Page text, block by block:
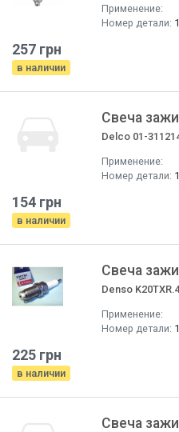
Применение:
Номер детали:
257 грн
в наличии
Свеча
Delco 01-
Применение:
Номер детали:
154 грн
в наличии
Свеча
Denso
Применение:
Номер детали:
225 грн
в наличии
Свеча